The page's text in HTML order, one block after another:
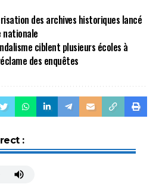
des archives historiques lancé
nationale
ciblent plusieurs écoles à
des enquêtes
: